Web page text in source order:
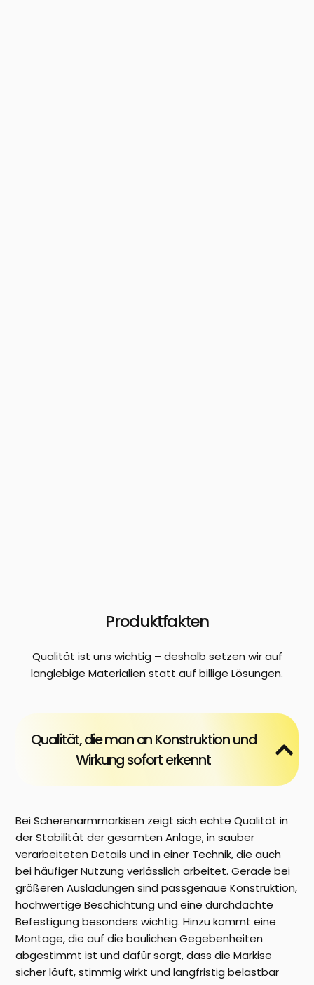
Produktfakten
Qualität ist uns wichtig – deshalb setzen wir auf
langlebige Materialien statt auf billige Lösungen.
Qualität, die man an Konstruktion und
Wirkung sofort erkennt
Bei Scherenarmmarkisen zeigt sich echte Qualität in
der Stabilität der gesamten Anlage, in sauber
verarbeiteten Details und in einer Technik, die auch
bei häufiger Nutzung verlässlich arbeitet. Gerade bei
größeren Ausladungen sind passgenaue Konstruktion,
hochwertige Beschichtung und eine durchdachte
Befestigung besonders wichtig. Hinzu kommt eine
Montage, die auf die baulichen Gegebenheiten
abgestimmt ist und dafür sorgt, dass die Markise
sicher läuft, stimmig wirkt und langfristig belastbar